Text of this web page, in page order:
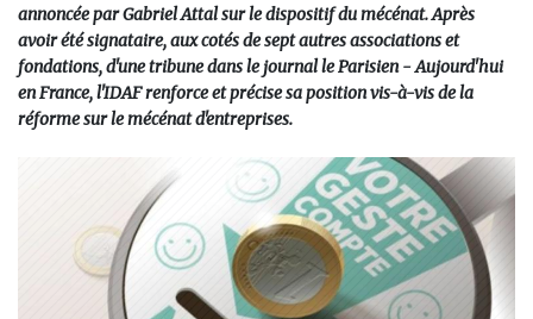
annoncée par Gabriel Attal sur le dispositif du mécénat. Après
avoir été signataire, aux cotés de sept autres associations et
fondations, d'une tribune dans le journal le Parisien - Aujourd'hui
en France, l'IDAF renforce et précise sa position vis-à-vis de la
réforme sur le mécénat d'entreprises.